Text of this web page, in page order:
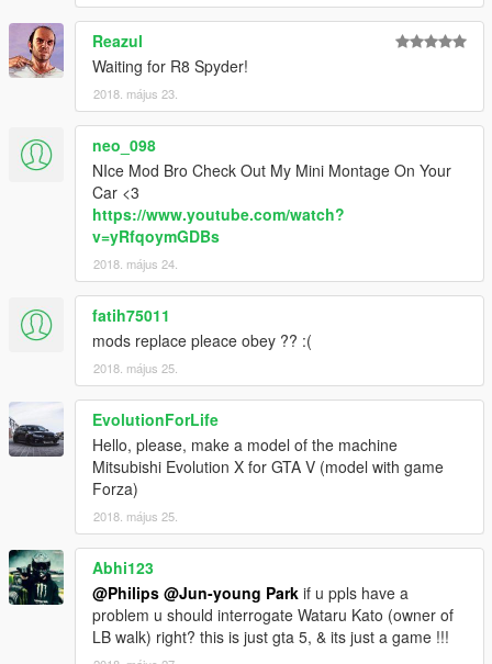
Reazul
Waiting for R8 Spyder!
2018. május 23.
neo_098
NIce Mod Bro Check Out My Mini Montage On Your
Car <3
https://www.youtube.com/watch?
v=yRfqoymGDBs
2018. május 24.
fatih75011
mods replace pleace obey ?? :(
2018. május 25.
EvolutionForLife
Hello, please, make a model of the machine
Mitsubishi Evolution X for GTA V (model with game
Forza)
2018. május 25.
Abhi123
@Philips @Jun-young Park if u ppls have a
problem u should interrogate Wataru Kato (owner of
LB walk) right? this is just gta 5, & its just a game !!!